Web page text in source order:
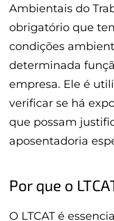
Ambientais do
obrigatório que
condições
determinada
empresa. Ele é
verificar se há
que possam
aposentadoria
Por que o
O LTCAT é